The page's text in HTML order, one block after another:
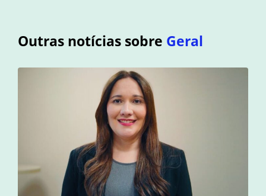
Outras notícias sobre Geral